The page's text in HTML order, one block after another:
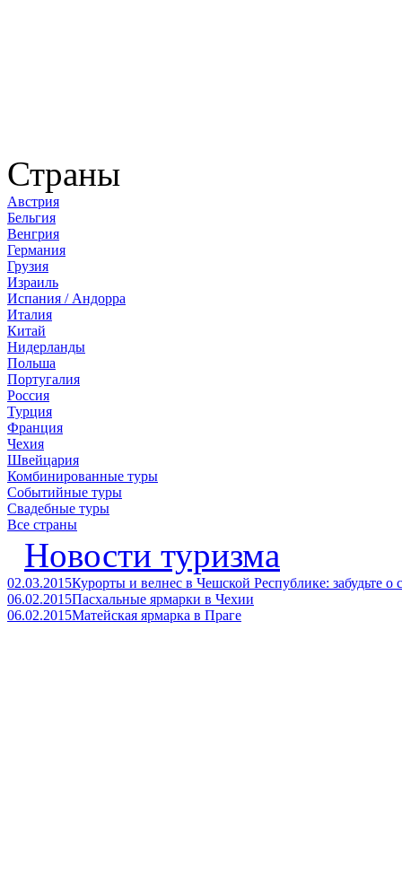
Страны
Австрия
Бельгия
Венгрия
Германия
Грузия
Израиль
Испания / Андорра
Италия
Китай
Нидерланды
Польша
Португалия
Россия
Турция
Франция
Чехия
Швейцария
Комбинированные туры
Событийные туры
Свадебные туры
Все страны
Новости туризма
02.03.2015Курорты и велнес в Чешской Республике: забудьте о
06.02.2015Пасхальные ярмарки в Чехии
06.02.2015Матейская ярмарка в Праге